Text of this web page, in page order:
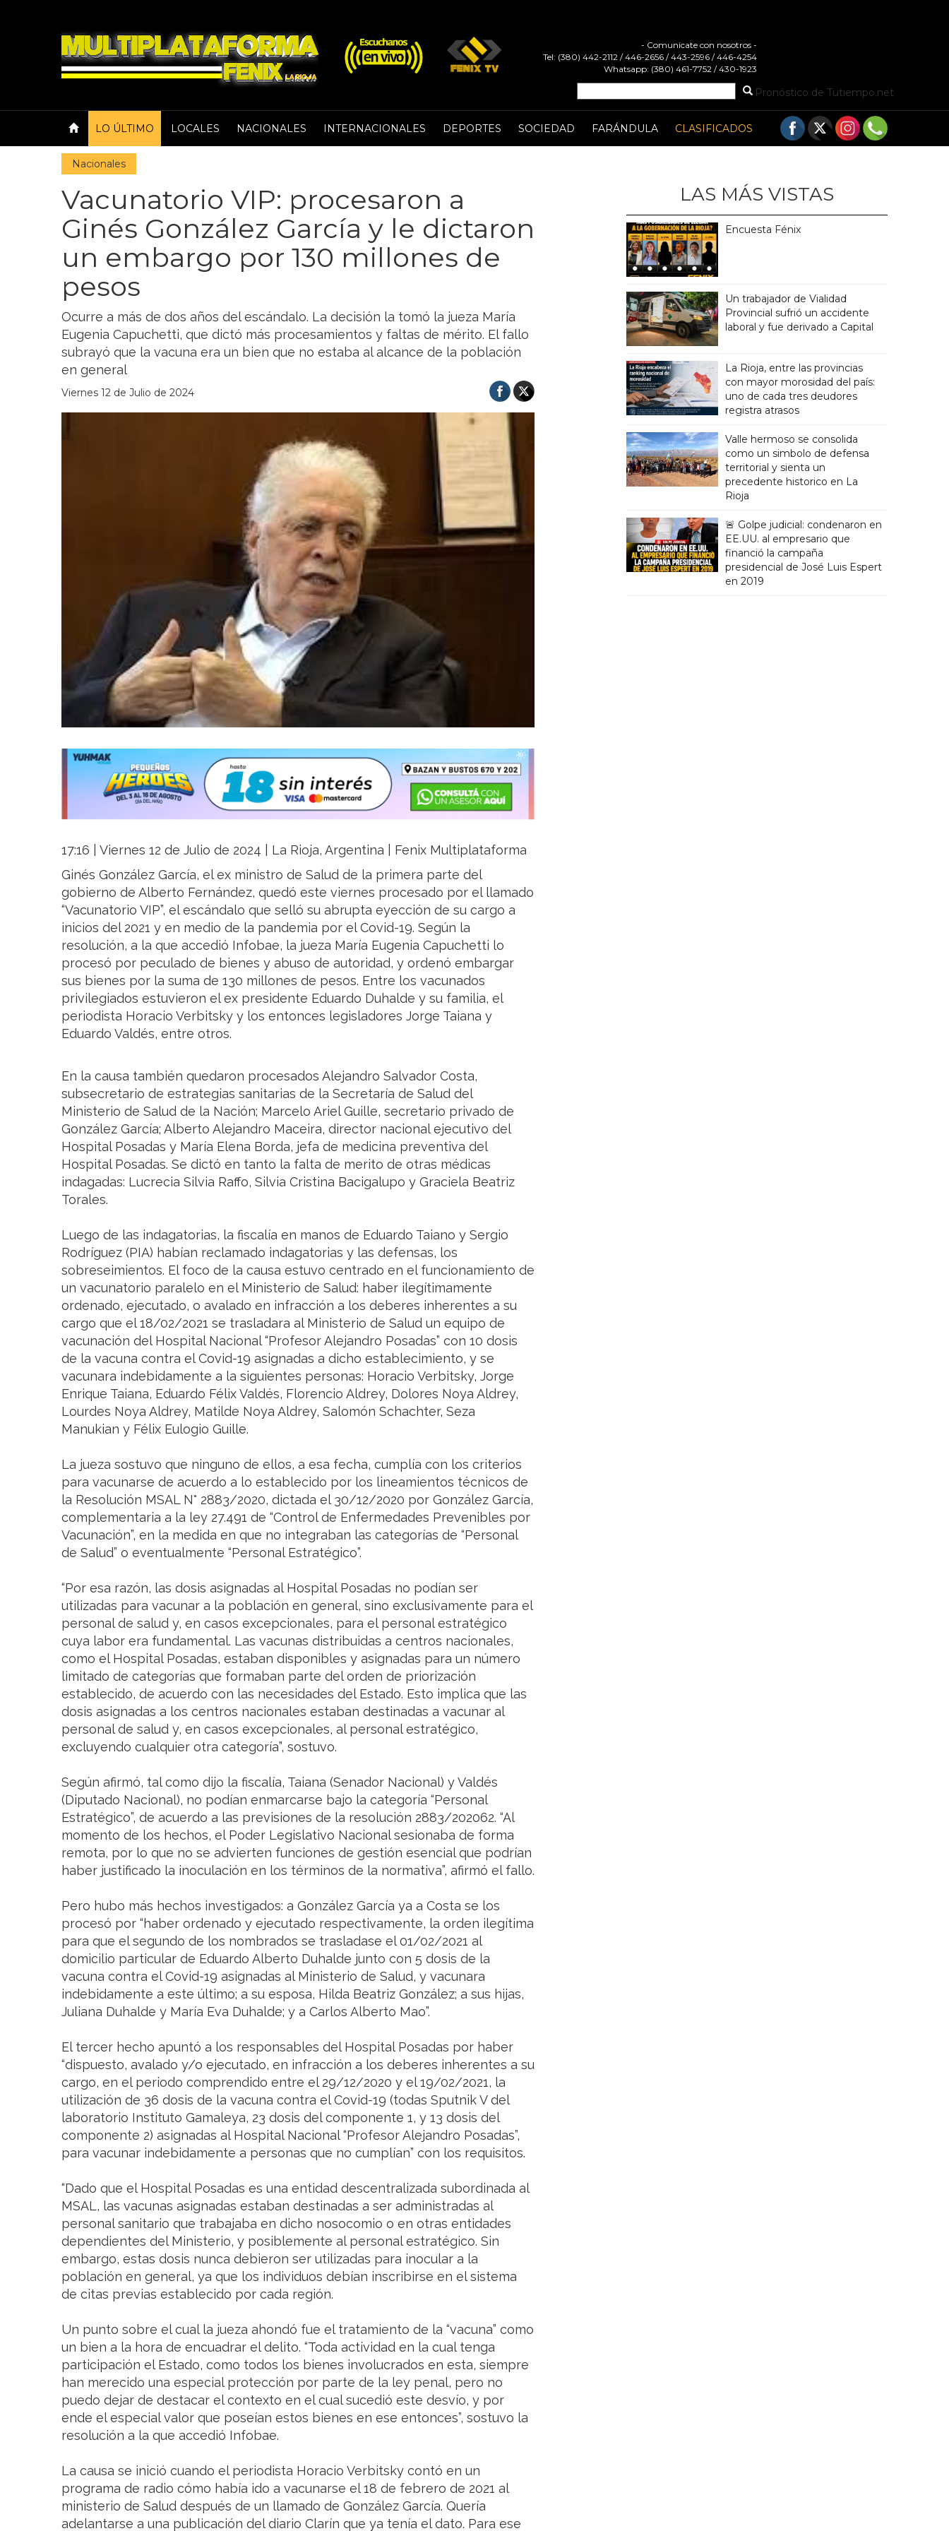
- Comunicate con nosotros -
Tel: (380) 442-2112 / 446-2656 / 443-2596 / 446-4254
Whatsapp: (380) 461-7752 / 430-1923
Pronóstico de Tutiempo.net
LO ÚLTIMO LOCALES NACIONALES INTERNACIONALES DEPORTES SOCIEDAD FARÁNDULA CLASIFICADOS
Nacionales
Vacunatorio VIP: procesaron a
Ginés González García y le dictaron
un embargo por 130 millones de
pesos
Ocurre a más de dos años del escándalo. La decisión la tomó la jueza María
Eugenia Capuchetti, que dictó más procesamientos y faltas de mérito. El fallo
subrayó que la vacuna era un bien que no estaba al alcance de la población
en general
Viernes 12 de Julio de 2024
17:16 | Viernes 12 de Julio de 2024 | La Rioja, Argentina | Fenix Multiplataforma
Ginés González García, el ex ministro de Salud de la primera parte del
gobierno de Alberto Fernández, quedó este viernes procesado por el llamado
“Vacunatorio VIP”, el escándalo que selló su abrupta eyección de su cargo a
inicios del 2021 y en medio de la pandemia por el Covid-19. Según la
resolución, a la que accedió Infobae, la jueza María Eugenia Capuchetti lo
procesó por peculado de bienes y abuso de autoridad, y ordenó embargar
sus bienes por la suma de 130 millones de pesos. Entre los vacunados
privilegiados estuvieron el ex presidente Eduardo Duhalde y su familia, el
periodista Horacio Verbitsky y los entonces legisladores Jorge Taiana y
Eduardo Valdés, entre otros.
En la causa también quedaron procesados Alejandro Salvador Costa,
subsecretario de estrategias sanitarias de la Secretaría de Salud del
Ministerio de Salud de la Nación; Marcelo Ariel Guille, secretario privado de
González García; Alberto Alejandro Maceira, director nacional ejecutivo del
Hospital Posadas y María Elena Borda, jefa de medicina preventiva del
Hospital Posadas. Se dictó en tanto la falta de merito de otras médicas
indagadas: Lucrecia Silvia Raffo, Silvia Cristina Bacigalupo y Graciela Beatriz
Torales.
Luego de las indagatorias, la fiscalía en manos de Eduardo Taiano y Sergio
Rodríguez (PIA) habían reclamado indagatorias y las defensas, los
sobreseimientos. El foco de la causa estuvo centrado en el funcionamiento de
un vacunatorio paralelo en el Ministerio de Salud: haber ilegítimamente
ordenado, ejecutado, o avalado en infracción a los deberes inherentes a su
cargo que el 18/02/2021 se trasladara al Ministerio de Salud un equipo de
vacunación del Hospital Nacional “Profesor Alejandro Posadas” con 10 dosis
de la vacuna contra el Covid-19 asignadas a dicho establecimiento, y se
vacunara indebidamente a la siguientes personas: Horacio Verbitsky, Jorge
Enrique Taiana, Eduardo Félix Valdés, Florencio Aldrey, Dolores Noya Aldrey,
Lourdes Noya Aldrey, Matilde Noya Aldrey, Salomón Schachter, Seza
Manukian y Félix Eulogio Guille.
La jueza sostuvo que ninguno de ellos, a esa fecha, cumplía con los criterios
para vacunarse de acuerdo a lo establecido por los lineamientos técnicos de
la Resolución MSAL N° 2883/2020, dictada el 30/12/2020 por González García,
complementaria a la ley 27.491 de “Control de Enfermedades Prevenibles por
Vacunación”, en la medida en que no integraban las categorías de “Personal
de Salud” o eventualmente “Personal Estratégico”.
“Por esa razón, las dosis asignadas al Hospital Posadas no podían ser
utilizadas para vacunar a la población en general, sino exclusivamente para el
personal de salud y, en casos excepcionales, para el personal estratégico
cuya labor era fundamental. Las vacunas distribuidas a centros nacionales,
como el Hospital Posadas, estaban disponibles y asignadas para un número
limitado de categorías que formaban parte del orden de priorización
establecido, de acuerdo con las necesidades del Estado. Esto implica que las
dosis asignadas a los centros nacionales estaban destinadas a vacunar al
personal de salud y, en casos excepcionales, al personal estratégico,
excluyendo cualquier otra categoría”, sostuvo.
Según afirmó, tal como dijo la fiscalía, Taiana (Senador Nacional) y Valdés
(Diputado Nacional), no podían enmarcarse bajo la categoría “Personal
Estratégico”, de acuerdo a las previsiones de la resolución 2883/202062. “Al
momento de los hechos, el Poder Legislativo Nacional sesionaba de forma
remota, por lo que no se advierten funciones de gestión esencial que podrían
haber justificado la inoculación en los términos de la normativa”, afirmó el fallo.
Pero hubo más hechos investigados: a González García ya a Costa se los
procesó por “haber ordenado y ejecutado respectivamente, la orden ilegítima
para que el segundo de los nombrados se trasladase el 01/02/2021 al
domicilio particular de Eduardo Alberto Duhalde junto con 5 dosis de la
vacuna contra el Covid-19 asignadas al Ministerio de Salud, y vacunara
indebidamente a este último; a su esposa, Hilda Beatriz González; a sus hijas,
Juliana Duhalde y María Eva Duhalde; y a Carlos Alberto Mao”.
El tercer hecho apuntó a los responsables del Hospital Posadas por haber
“dispuesto, avalado y/o ejecutado, en infracción a los deberes inherentes a su
cargo, en el periodo comprendido entre el 29/12/2020 y el 19/02/2021, la
utilización de 36 dosis de la vacuna contra el Covid-19 (todas Sputnik V del
laboratorio Instituto Gamaleya, 23 dosis del componente 1, y 13 dosis del
componente 2) asignadas al Hospital Nacional “Profesor Alejandro Posadas”,
para vacunar indebidamente a personas que no cumplían” con los requisitos.
“Dado que el Hospital Posadas es una entidad descentralizada subordinada al
MSAL, las vacunas asignadas estaban destinadas a ser administradas al
personal sanitario que trabajaba en dicho nosocomio o en otras entidades
dependientes del Ministerio, y posiblemente al personal estratégico. Sin
embargo, estas dosis nunca debieron ser utilizadas para inocular a la
población en general, ya que los individuos debían inscribirse en el sistema
de citas previas establecido por cada región.
Un punto sobre el cual la jueza ahondó fue el tratamiento de la “vacuna” como
un bien a la hora de encuadrar el delito. “Toda actividad en la cual tenga
participación el Estado, como todos los bienes involucrados en esta, siempre
han merecido una especial protección por parte de la ley penal, pero no
puedo dejar de destacar el contexto en el cual sucedió este desvío, y por
ende el especial valor que poseían estos bienes en ese entonces”, sostuvo la
resolución a la que accedió Infobae.
La causa se inició cuando el periodista Horacio Verbitsky contó en un
programa de radio cómo había ido a vacunarse el 18 de febrero de 2021 al
ministerio de Salud después de un llamado de González García. Quería
adelantarse a una publicación del diario Clarín que ya tenía el dato. Para ese
LAS MÁS VISTAS
Encuesta Fénix
Un trabajador de Vialidad
Provincial sufrió un accidente
laboral y fue derivado a Capital
La Rioja, entre las provincias
con mayor morosidad del país:
uno de cada tres deudores
registra atrasos
Valle hermoso se consolida
como un simbolo de defensa
territorial y sienta un
precedente historico en La
Rioja
🚨 Golpe judicial: condenaron en
EE.UU. al empresario que
financió la campaña
presidencial de José Luis Espert
en 2019